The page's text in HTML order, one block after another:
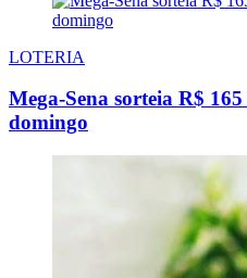
LOTERIA
Mega-Sena sorteia R$
domingo